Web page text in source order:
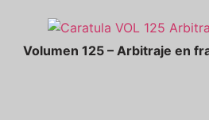
Volumen 125 – Arbitraje en